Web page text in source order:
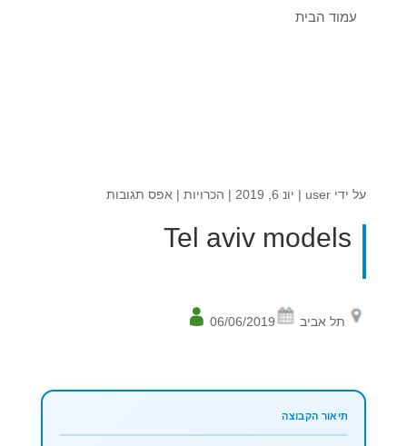
עמוד הבית
על ידי user
| יונ 6, 2019 | הכרויות| אפס תגובות
Tel aviv models
תל אביב 06/06/2019